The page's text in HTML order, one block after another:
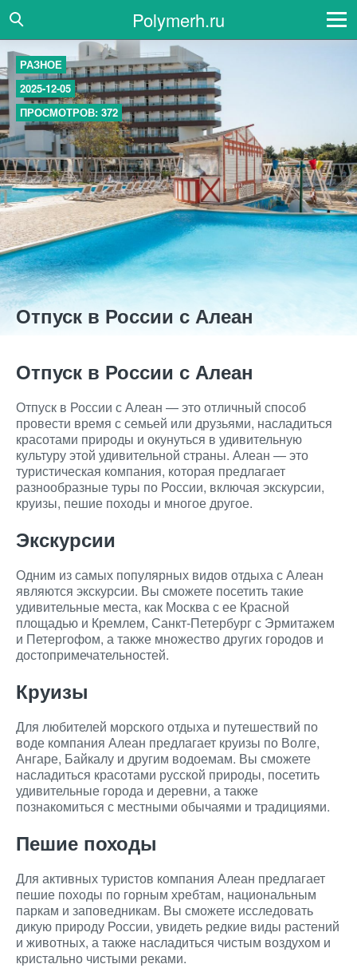
Polymerh.ru
РАЗНОЕ
2025-12-05
ПРОСМОТРОВ: 372
Отпуск в России с Алеан
Отпуск в России с Алеан
Отпуск в России с Алеан — это отличный способ
провести время с семьей или друзьями, насладиться
красотами природы и окунуться в удивительную
культуру этой удивительной страны. Алеан — это
туристическая компания, которая предлагает
разнообразные туры по России, включая экскурсии,
круизы, пешие походы и многое другое.
Экскурсии
Одним из самых популярных видов отдыха с Алеан
являются экскурсии. Вы сможете посетить такие
удивительные места, как Москва с ее Красной
площадью и Кремлем, Санкт-Петербург с Эрмитажем
и Петергофом, а также множество других городов и
достопримечательностей.
Круизы
Для любителей морского отдыха и путешествий по
воде компания Алеан предлагает круизы по Волге,
Ангаре, Байкалу и другим водоемам. Вы сможете
насладиться красотами русской природы, посетить
удивительные города и деревни, а также
познакомиться с местными обычаями и традициями.
Пешие походы
Для активных туристов компания Алеан предлагает
пешие походы по горным хребтам, национальным
паркам и заповедникам. Вы сможете исследовать
дикую природу России, увидеть редкие виды растений
и животных, а также насладиться чистым воздухом и
кристально чистыми реками.